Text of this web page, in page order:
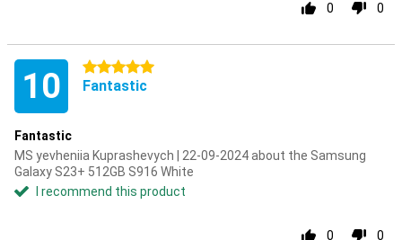
0 0
10 5 stars
Fantastic
Fantastic
MS yevheniia Kuprashevych | 22-09-2024 about the Samsung
Galaxy S23+ 512GB S916 White
I recommend this product
0 0